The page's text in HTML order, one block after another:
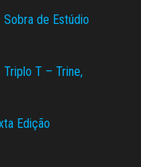
de Estúdio
T – Trine,
Edição